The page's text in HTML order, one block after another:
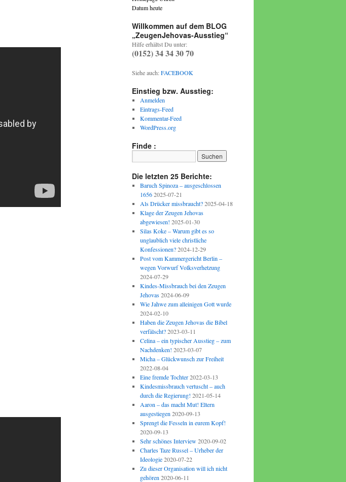
Datum heute
Willkommen auf dem BLOG
„ZeugenJehovas-Ausstieg“
Hilfe erhältst Du unter:
(0152) 34 34 30 70
Siehe auch:FACEBOOK
Einstieg bzw. Ausstieg:
Anmelden
Eintrags-Feed
Kommentar-Feed
WordPress.org
Finde :
Die letzten 25 Berichte:
Baruch Spinoza – ausgeschlossen
1656 2025-07-21
Als Drücker missbraucht? 2025-04-18
Klage der Zeugen Jehovas
abgewiesen! 2025-01-30
Silas Koke – Warum gibt es so
unglaublich viele christliche
Konfessionen? 2024-12-29
Post vom Kammergericht Berlin –
wegen Vorwurf Volksverhetzung
2024-07-29
Kindes-Missbrauch bei den Zeugen
Jehovas 2024-06-09
Wie Jahwe zum alleinigen Gott wurde
2024-02-10
Haben die Zeugen Jehovas die Bibel
verfälscht? 2023-03-11
Celina – ein typischer Ausstieg – zum
Nachdenken! 2023-03-07
Micha – Glückwunsch zur Freiheit
2022-08-04
Eine fremde Tochter 2022-03-13
Kindesmissbrauch vertuscht – auch
durch die Regierung! 2021-05-14
Aaron – das macht Mut! Eltern
ausgestiegen 2020-09-13
Sprengt die Fesseln in eurem Kopf!
2020-09-13
Sehr schönes Interview 2020-09-02
Charles Taze Russel – Urheber der
Ideologie 2020-07-22
Zu dieser Organisation will ich nicht
gehören 2020-06-11